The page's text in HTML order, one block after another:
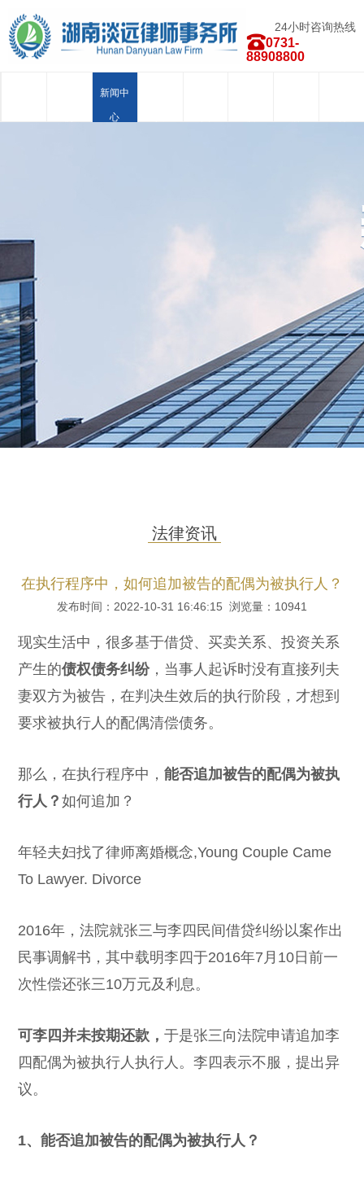
24小时咨询热线
0731-
88908800
新闻中
心
法律资讯
在执行程序中，如何追加被告的配偶为被执行人？
发布时间：2022-10-31 16:46:15 浏览量： 10941
现实生活中，很多基于借贷、买卖关系、投资关系
产生的债权债务纠纷，当事人起诉时没有直接列夫
妻双方为被告，在判决生效后的执行阶段，才想到
要求被执行人的配偶清偿债务。
那么，在执行程序中，能否追加被告的配偶为被执
行人？如何追加？
年轻夫妇找了律师离婚概念,Young Couple Came
To Lawyer. Divorce
2016年，法院就张三与李四民间借贷纠纷以案作出
民事调解书，其中载明李四于2016年7月10日前一
次性偿还张三10万元及利息。
可李四并未按期还款，于是张三向法院申请追加李
四配偶为被执行人执行人。李四表示不服，提出异
议。
1、能否追加被告的配偶为被执行人？